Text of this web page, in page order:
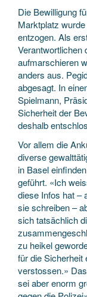
Die Bewilligung
Marktplatz
entzogen. Als
Verantwortlichen
aufmarschieren
anders aus.
abgesagt. In
Spielmann,
Sicherheit der
deshalb
Vor allem die
diverse
in Basel
geführt. «Ich
diese Infos hat –
sie schreiben –
sich tatsächlich
zu heikel
für die Sicherheit
verstossen.»
sei aber enorm